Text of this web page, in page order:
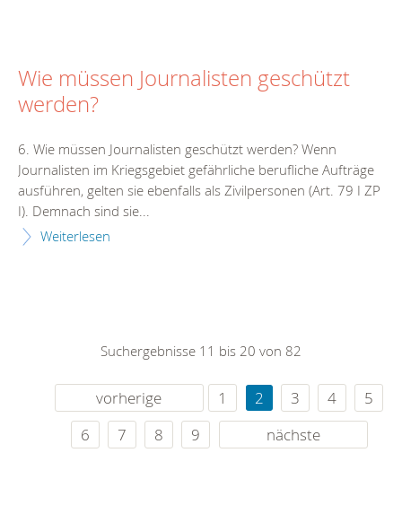
Wie müssen Journalisten geschützt
werden?
6. Wie müssen Journalisten geschützt werden? Wenn
Journalisten im Kriegsgebiet gefährliche berufliche Aufträge
ausführen, gelten sie ebenfalls als Zivilpersonen (Art. 79 I ZP
I). Demnach sind sie...
Weiterlesen
Suchergebnisse 11 bis 20 von 82
vorherige 1 2 3 4
5
6
7 8 9 nächste